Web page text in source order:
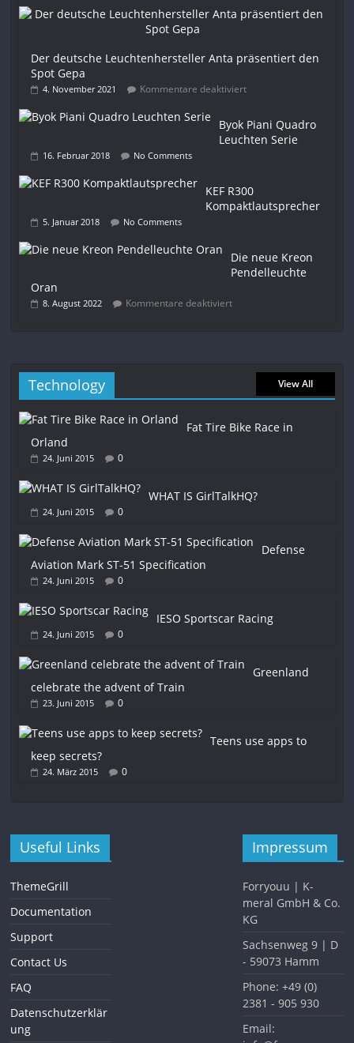
Der deutsche Leuchtenhersteller Anta präsentiert den
Spot Gepa
4. November 2021 Kommentare deaktiviert
Byok Piani Quadro
Leuchten Serie
16. Februar 2018 No Comments
KEF R300
Kompaktlautsprecher
5. Januar 2018 No Comments
Die neue Kreon
Pendelleuchte
Oran
8. August 2022 Kommentare deaktiviert
Technology View All
Fat Tire Bike Race in
Orland
24. Juni 2015 0
WHAT IS GirlTalkHQ?
24. Juni 2015 0
Defense
Aviation Mark ST-51 Specification
24. Juni 2015 0
IESO Sportscar Racing
24. Juni 2015 0
Greenland
celebrate the advent of Train
23. Juni 2015 0
Teens use apps to
keep secrets?
24. März 2015 0
Useful Links
ThemeGrill
Documentation
Support
Contact Us
FAQ
Datenschutzerklär
ung
Impressum
Forryouu | K-
meral GmbH & Co.
KG
Sachsenweg 9 | D
- 59073 Hamm
Phone: +49 (0)
2381 - 905 930
Email: